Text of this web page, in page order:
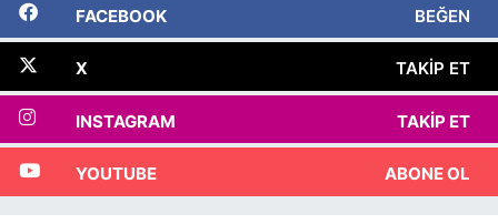
FACEBOOK BEĞEN
X TAKIP ET
INSTAGRAM TAKIP ET
YOUTUBE ABONE OL